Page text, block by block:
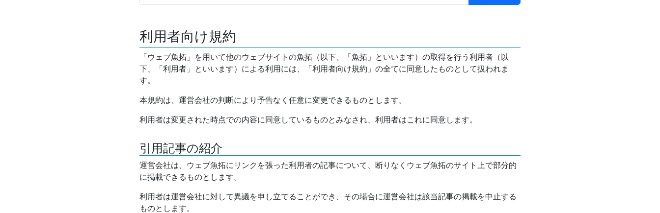
利用者向け規約
「ウェブ魚拓」を用いて他のウェブサイトの魚拓（以下、「魚拓」といいます）の取得を行う利用者（以
下、「利用者」といいます）による利用には、「利用者向け規約」の全てに同意したものとして扱われま
す。
本規約は、運営会社の判断により予告なく任意に変更できるものとします。
利用者は変更された時点での内容に同意しているものとみなされ、利用者はこれに同意します。
引用記事の紹介
運営会社は、ウェブ魚拓にリンクを張った利用者の記事について、断りなくウェブ魚拓のサイト上で部分的
に掲載できるものとします。
利用者は運営会社に対して異議を申し立てることができ、その場合に運営会社は該当記事の掲載を中止する
ものとします。